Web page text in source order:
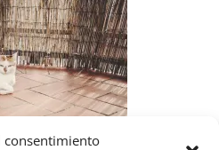
consentimiento